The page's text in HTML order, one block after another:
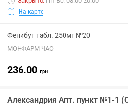
На карте
Фенибут табл. 250мг №20
МОНФАРМ ЧАО
236.00 грн
Александрия Апт. пункт №1-1